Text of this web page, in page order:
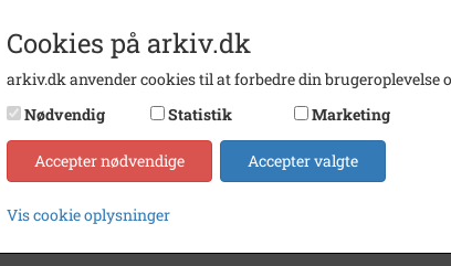
Cookies på arkiv.dk
arkiv.dk anvender cookies til at forbedre din
Nødvendig
Statistik Marketing
Accepter nødvendige Accepter valgte
Vis cookie oplysninger